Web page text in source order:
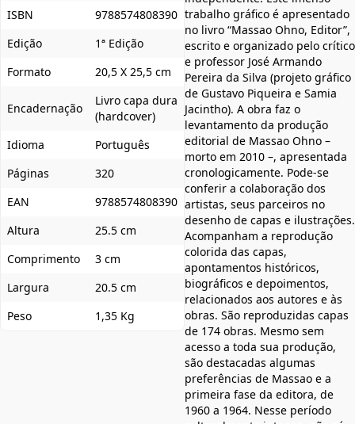
ISBN
9788574808390
Edição
1ª Edição
Formato
20,5 X 25,5 cm
Encadernação
Livro capa dura
(hardcover)
Idioma
Português
Páginas
320
EAN
9788574808390
Altura
25.5 cm
Comprimento
3 cm
Largura
20.5 cm
Peso
1,35 Kg
trabalho gráfico é apresentado
no livro “Massao Ohno, Editor”,
escrito e organizado pelo crítico
e professor José Armando
Pereira da Silva (projeto gráfico
de Gustavo Piqueira e Samia
Jacintho). A obra faz o
levantamento da produção
editorial de Massao Ohno –
morto em 2010 –, apresentada
cronologicamente. Pode-se
conferir a colaboração dos
artistas, seus parceiros no
desenho de capas e ilustrações.
Acompanham a reprodução
colorida das capas,
apontamentos históricos,
biográficos e depoimentos,
relacionados aos autores e às
obras. São reproduzidas capas
de 174 obras. Mesmo sem
acesso a toda sua produção,
são destacadas algumas
preferências de Massao e a
primeira fase da editora, de
1960 a 1964. Nesse período